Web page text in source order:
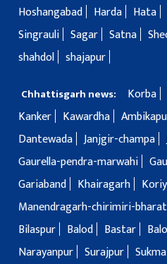
Hoshangabad
Harda Hata
Singrauli Sagar Satna
shahdol shajapur
Chhattisgarh news: Korba
Kanker
Kawardha
Dantewada Janjgir-champa
Gaurella-pendra-marwahi
Gariaband
Khairagarh
Manendragarh-chirimiri-
Bilaspur
Balod Bastar
Narayanpur Surajpur Sukma